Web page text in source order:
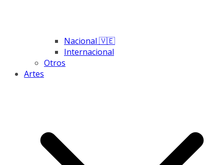
Nacional 🇻🇪
Internacional
Otros
Artes